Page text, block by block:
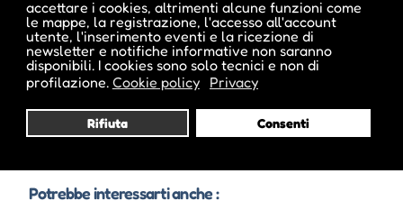
accettare i cookies, altrimenti alcune funzioni come
le mappe, la registrazione, l'accesso all'account
utente, l'inserimento eventi e la ricezione di
newsletter e notifiche informative non saranno
disponibili. I cookies sono solo tecnici e non di
profilazione. Cookie policy Privacy
Rifiuta Consenti
Visita profilo
Potrebbe interessarti anche :